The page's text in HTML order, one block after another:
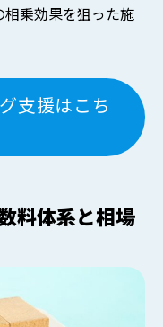
相乗効果を狙った施
支援はこち
料体系と相場